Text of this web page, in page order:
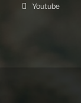
Youtube